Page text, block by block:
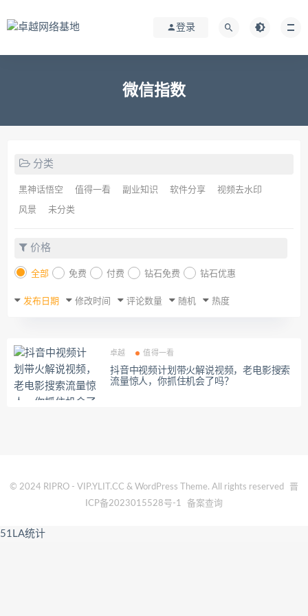
登录
微信指数
分类
黑神话悟空 值得一看 副业知识 软件分享 视频去水印
风景 未分类
价格
全部 免费 付费 钻石免费 钻石优惠
发布日期 修改时间 评论数量 随机 热度
卓越 值得一看
抖音中视频计划带火解说视频，老电影搜索
流量惊人，你抓住机会了吗？
© 2024 RIPRO - VIP.YLIT.CC & WordPress Theme. All rights reserved
晋
ICP备2023015528号-1
备案查询
51LA统计